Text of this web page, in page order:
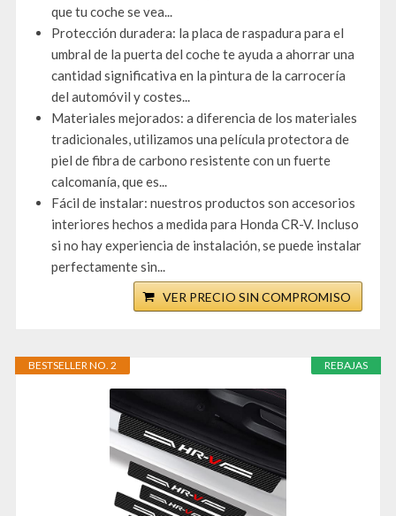
que tu coche se vea...
Protección duradera: la placa de raspadura para el
umbral de la puerta del coche te ayuda a ahorrar una
cantidad significativa en la pintura de la carrocería
del automóvil y costes...
Materiales mejorados: a diferencia de los materiales
tradicionales, utilizamos una película protectora de
piel de fibra de carbono resistente con un fuerte
calcomanía, que es...
Fácil de instalar: nuestros productos son accesorios
interiores hechos a medida para Honda CR-V. Incluso
si no hay experiencia de instalación, se puede instalar
perfectamente sin...
VER PRECIO SIN COMPROMISO
REBAJAS
BESTSELLER NO. 2